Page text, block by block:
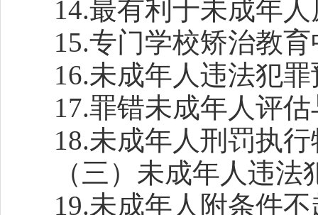
14.最有利于未成年
15.专门学校矫治教
16.未成年人违法犯
17.罪错未成年人评
18.未成年人刑罚执
（三）未成年人违
19.未成年人附条件